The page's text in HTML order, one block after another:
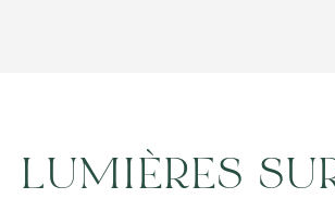
LUMIÈRES